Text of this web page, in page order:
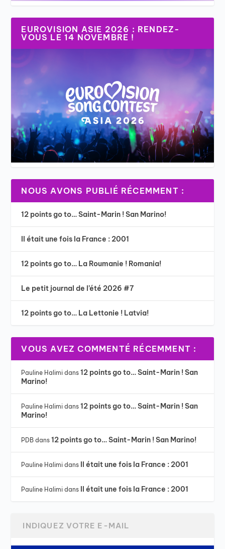
EUROVISION ASIE 2026 : RENDEZ-
VOUS LE 14 NOVEMBRE !
NOUS AVONS PUBLIÉ RÉCEMMENT :
12 points go to… Saint-Marin ! San Marino!
Il était une fois la France : 2001
12 points go to… La Roumanie ! Romania!
Le petit journal de l’été 2026 #7
12 points go to… La Lettonie ! Latvia!
VOUS AVEZ COMMENTÉ RÉCEMMENT :
Pauline Halimi dans12 points go to… Saint-Marin ! San
Marino!
Pauline Halimi dans12 points go to… Saint-Marin ! San
Marino!
PDB dans12 points go to… Saint-Marin ! San Marino!
Pauline Halimi dans Il était une fois la France : 2001
Pauline Halimi dans Il était une fois la France : 2001